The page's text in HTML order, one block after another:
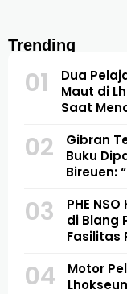
Trending
01
Dua
Maut di
Saat
02
Gibran
Buku
Bireuen:
03
PHE
di Blang
Fasilitas
04
Motor